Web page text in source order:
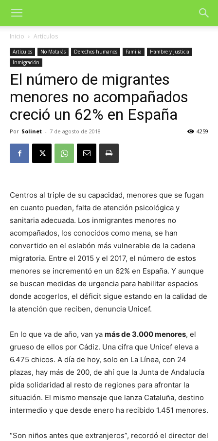
Inicio Artículos
Artículos No Matarás Derechos humanos Familia
Hambre y justicia
Inmigración
El número de migrantes
menores no acompañados
creció un 62% en España
Por Solinet - 7 de agosto de 2018 4259
Centros al triple de su capacidad, menores que se fugan
en cuanto pueden, falta de atención psicológica y
sanitaria adecuada. Los inmigrantes menores no
acompañados, los conocidos como mena, se han
convertido en el eslabón más vulnerable de la cadena
migratoria. Entre el 2015 y el 2017, el número de estos
menores se incrementó en un 62% en España. Y aunque
se buscan medidas de urgencia para habilitar espacios
donde acogerlos, el déficit sigue estando en la calidad de
la atención que reciben, denuncia Unicef.
En lo que va de año, van ya más de 3.000 menores, el
grueso de ellos por Cádiz. Una cifra que Unicef eleva a
6.475 chicos. A día de hoy, solo en La Línea, con 24
plazas, hay más de 200, de ahí que la Junta de Andalucía
pida solidaridad al resto de regiones para afrontar la
situación. El mismo mensaje que lanza Cataluña, destino
intermedio y que desde enero ha recibido 1.451 menores.
“Son niños antes que extranjeros”, recordó el director del